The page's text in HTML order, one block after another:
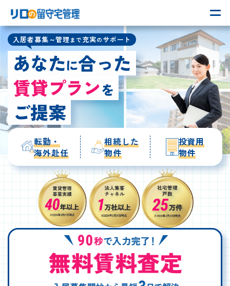
入居者募集～管理 まで充実のサポート
あなたに合った
賃貸プランを
ご提案
転勤・
海外赴任
相続した
物件
投資用
物件